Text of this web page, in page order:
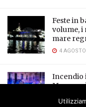
Feste in
volume, i
mare
4
Incendio